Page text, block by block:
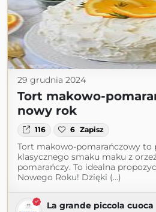
29 grudnia 2024
Tort makowo-
nowy rok
116 6 Zapisz
Tort makowo-pomarańczowy to
klasycznego smaku maku z
pomarańczy. To idealna
Nowego Roku! Dzięki (...)
La grande piccola cuoca